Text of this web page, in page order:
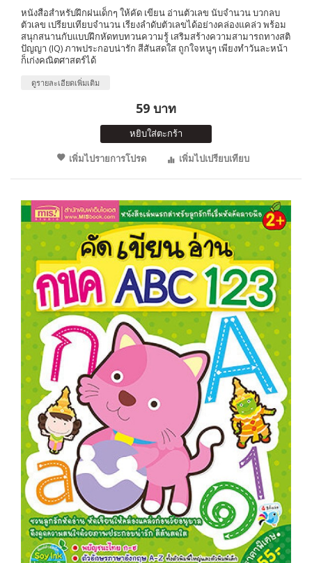
หนังสือสำหรับฝึกฝนเด็กๆ ให้คัด เขียน อ่านตัวเลข นับจำนวน บวกลบ
ตัวเลข เปรียบเทียบจำนวน เรียงลำดับตัวเลขได้อย่างคล่องแคล่ว พร้อม
สนุกสนานกับแบบฝึกหัดทบทวนความรู้ เสริมสร้างความสามารถทางสติ
ปัญญา (IQ) ภาพประกอบน่ารัก สีสันสดใส ถูกใจหนูๆ เพียงทำวันละหน้า
ก็เก่งคณิตศาสตร์ได้
ดูรายละเอียดเพิ่มเติม
59 บาท
หยิบใส่ตะกร้า
เพิ่มไปรายการโปรด
เพิ่มไปเปรียบเทียบ